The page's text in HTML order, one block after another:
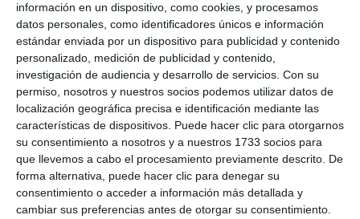
información en un dispositivo, como cookies, y procesamos
datos personales, como identificadores únicos e información
estándar enviada por un dispositivo para publicidad y contenido
personalizado, medición de publicidad y contenido,
investigación de audiencia y desarrollo de servicios. Con su
permiso, nosotros y nuestros socios podemos utilizar datos de
localización geográfica precisa e identificación mediante las
características de dispositivos. Puede hacer clic para otorgarnos
su consentimiento a nosotros y a nuestros 1733 socios para
que llevemos a cabo el procesamiento previamente descrito. De
forma alternativa, puede hacer clic para denegar su
consentimiento o acceder a información más detallada y
cambiar sus preferencias antes de otorgar su consentimiento.